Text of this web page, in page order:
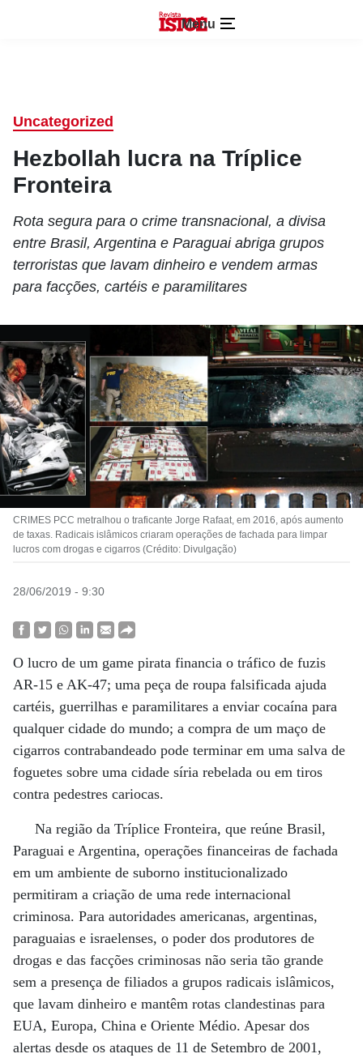
Menu
Uncategorized
Hezbollah lucra na Tríplice
Fronteira
Rota segura para o crime transnacional, a divisa
entre Brasil, Argentina e Paraguai abriga grupos
terroristas que lavam dinheiro e vendem armas
para facções, cartéis e paramilitares
CRIMES PCC metralhou o traficante Jorge Rafaat, em 2016, após aumento
de taxas. Radicais islâmicos criaram operações de fachada para limpar
lucros com drogas e cigarros (Crédito: Divulgação)
28/06/2019 - 9:30
O lucro de um game pirata financia o tráfico de fuzis
AR-15 e AK-47; uma peça de roupa falsificada ajuda
cartéis, guerrilhas e paramilitares a enviar cocaína para
qualquer cidade do mundo; a compra de um maço de
cigarros contrabandeado pode terminar em uma salva de
foguetes sobre uma cidade síria rebelada ou em tiros
contra pedestres cariocas.
Na região da Tríplice Fronteira, que reúne Brasil,
Paraguai e Argentina, operações financeiras de fachada
em um ambiente de suborno institucionalizado
permitiram a criação de uma rede internacional
criminosa. Para autoridades americanas, argentinas,
paraguaias e israelenses, o poder dos produtores de
drogas e das facções criminosas não seria tão grande
sem a presença de filiados a grupos radicais islâmicos,
que lavam dinheiro e mantêm rotas clandestinas para
EUA, Europa, China e Oriente Médio. Apesar dos
alertas desde os ataques de 11 de Setembro de 2001,